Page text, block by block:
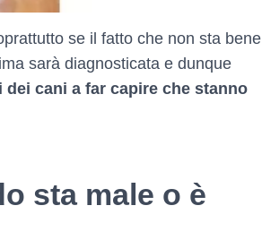
se il fatto che non sta bene
sarà diagnosticata e dunque
cani a far capire che stanno
sta male o è